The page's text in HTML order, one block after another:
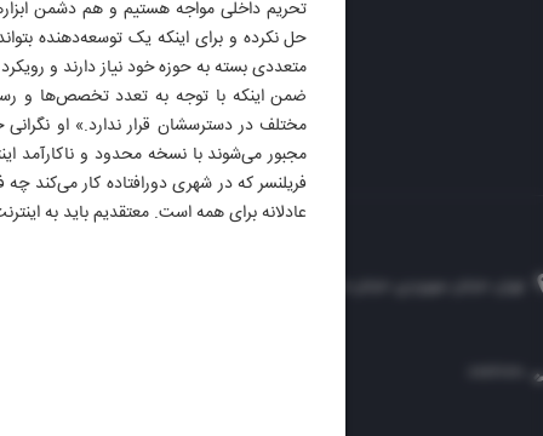
تحریم داخلی مواجه هستیم و هم دشمن
حل نکرده و برای اینکه یک توسعه‌دهنده
متعددی بسته به حوزه خود نیاز دارند و رویکرد
ضمن اینکه با توجه به تعدد تخصص‌ها و
مختلف در دسترسشان قرار ندارد.» او
مجبور می‌شوند با نسخه محدود و ناکارآمد
فریلنسر که در شهری دورافتاده کار می‌کند
عادلانه برای همه است. معتقدیم باید به
تهران، خیابان سهروردی، خیابان خرمشهر، نرسیده به مصلی، موسسه فرهنگی-مطبوعاتی ایران